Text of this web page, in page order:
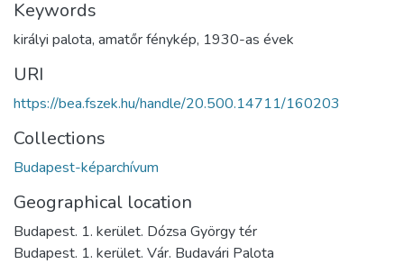
Keywords
királyi palota, amatőr fénykép, 1930-as évek
URI
https://bea.fszek.hu/handle/20.500.14711/160203
Collections
Budapest-képarchívum
Geographical location
Budapest. 1. kerület. Dózsa György tér
Budapest. 1. kerület. Vár. Budavári Palota